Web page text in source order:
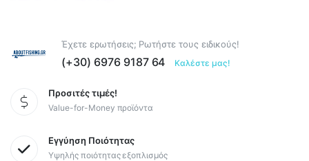
Έχετε ερωτήσεις; Ρωτήστε τους ειδικούς!
(+30) 6976 9187 64 Καλέστε μας!
Προσιτές τιμές!
Value-for-Money προϊόντα
Εγγύηση Ποιότητας
Υψηλής ποιότητας εξοπλισμός